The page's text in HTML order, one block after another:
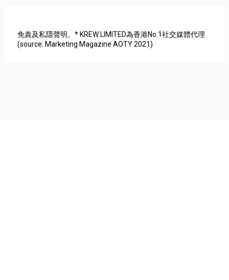
免責及私隱聲明。* KREW LIMITED為香港No.1社交媒體代理
(source: Marketing Magazine AOTY 2021)